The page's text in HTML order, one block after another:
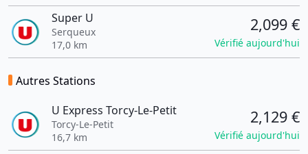
Super U
Serqueux
17,0 km
2,099 €
Vérifié aujourd'hui
Autres Stations
U Express Torcy-Le-Petit
Torcy-Le-Petit
16,7 km
2,129 €
Vérifié aujourd'hui